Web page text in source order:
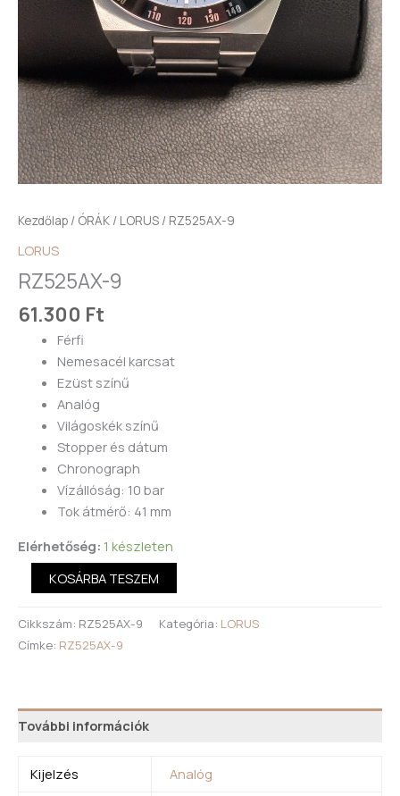
Kezdőlap / ÓRÁK / LORUS / RZ525AX-9
LORUS
RZ525AX-9
61.300 Ft
Férfi
Nemesacél karcsat
Ezüst színű
Analóg
Világoskék színű
Stopper és dátum
Chronograph
Vízállóság: 10 bar
Tok átmérő: 41 mm
Elérhetőség: 1 készleten
KOSÁRBA TESZEM
Cikkszám: RZ525AX-9 Kategória: LORUS
Címke: RZ525AX-9
További információk
Kijelzés
Analóg